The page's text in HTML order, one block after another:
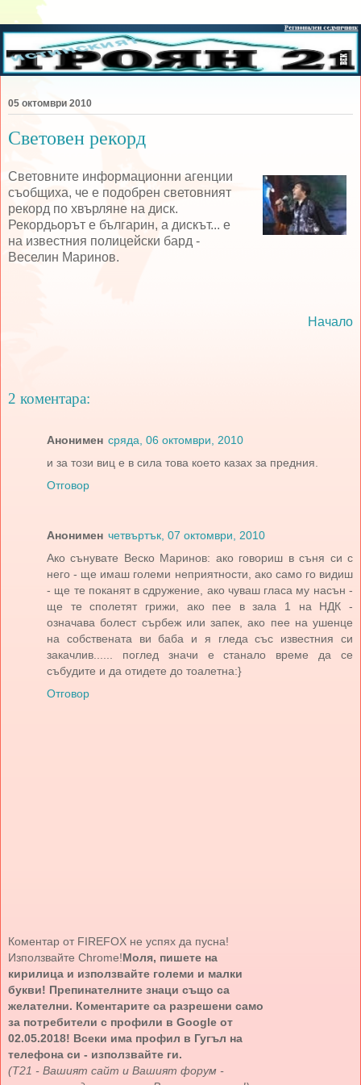
05 октомври 2010
Световен рекорд
Световните информационни агенции
съобщиха, че е подобрен световният
рекорд по хвърляне на диск.
Рекордьорът е българин, а дискът... е
на известния полицейски бард -
Веселин Маринов.
Начало
2 коментара:
Анонимен сряда, 06 октомври, 2010
и за този виц е в сила това което казах за предния.
Отговор
Анонимен четвъртък, 07 октомври, 2010
Ако сънувате Веско Маринов: ако говориш в съня си с
него - ще имаш големи неприятности, ако само го видиш
- ще те поканят в сдружение, ако чуваш гласа му насън -
ще те сполетят грижи, ако пее в зала 1 на НДК -
означава болест сърбеж или запек, ако пее на ушенце
на собствената ви баба и я гледа със известния си
закачлив...... поглед значи е станало време да се
събудите и да отидете до тоалетна:}
Отговор
Коментар от FIREFOX не успях да пусна!
Използвайте Chrome!Моля, пишете на
кирилица и използвайте големи и малки
букви! Препинателните знаци също са
желателни. Коментарите са разрешени само
за потребители с профили в Google от
02.05.2018! Всеки има профил в Гугъл на
телефона си - използвайте ги.
(Т21 - Вашият сайт и Вашият форум -